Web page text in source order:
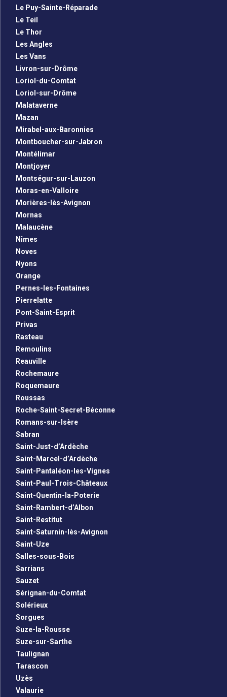
Le Puy-Sainte-Réparade
Le Teil
Le Thor
Les Angles
Les Vans
Livron-sur-Drôme
Loriol-du-Comtat
Loriol-sur-Drôme
Malataverne
Mazan
Mirabel-aux-Baronnies
Montboucher-sur-Jabron
Montélimar
Montjoyer
Montségur-sur-Lauzon
Moras-en-Valloire
Morières-lès-Avignon
Mornas
Malaucène
Nîmes
Noves
Nyons
Orange
Pernes-les-Fontaines
Pierrelatte
Pont-Saint-Esprit
Privas
Rasteau
Remoulins
Reauville
Rochemaure
Roquemaure
Roussas
Roche-Saint-Secret-Béconne
Romans-sur-Isère
Sabran
Saint-Just-d’Ardèche
Saint-Marcel-d’Ardèche
Saint-Pantaléon-les-Vignes
Saint-Paul-Trois-Châteaux
Saint-Quentin-la-Poterie
Saint-Rambert-d’Albon
Saint-Restitut
Saint-Saturnin-lès-Avignon
Saint-Uze
Salles-sous-Bois
Sarrians
Sauzet
Sérignan-du-Comtat
Solérieux
Sorgues
Suze-la-Rousse
Suze-sur-Sarthe
Taulignan
Tarascon
Uzès
Valaurie